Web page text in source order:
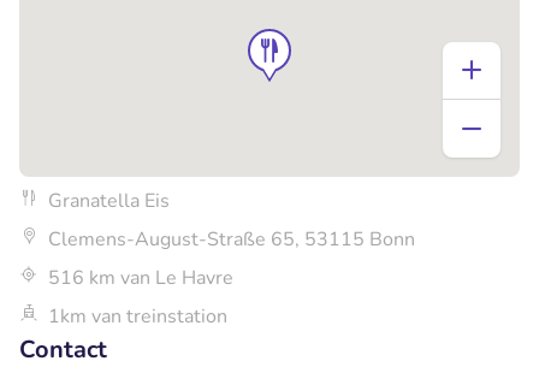
Granatella Eis
Clemens-August-Straße 65, 53115 Bonn
516 km van Le Havre
1km van treinstation
Contact